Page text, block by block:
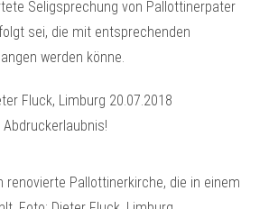
Seligsprechung von Pallottinerpater
sei, die mit entsprechenden
werden könne.
Fluck, Limburg 20.07.2018